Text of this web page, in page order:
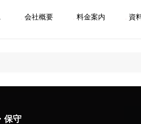
会社概要 料金案内 資
保守